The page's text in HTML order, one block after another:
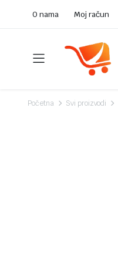
O nama Moj račun
Početna Svi proizvodi